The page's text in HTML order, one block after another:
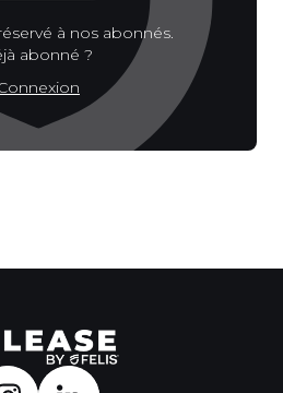
à nos abonnés.
abonné ?